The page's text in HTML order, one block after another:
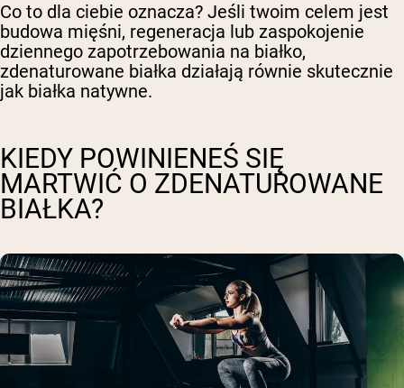
Co to dla ciebie oznacza? Jeśli twoim celem jest
budowa mięśni, regeneracja lub zaspokojenie
dziennego zapotrzebowania na białko,
zdenaturowane białka działają równie skutecznie
jak białka natywne.
KIEDY POWINIENEŚ SIĘ
MARTWIĆ O ZDENATUROWANE
BIAŁKA?